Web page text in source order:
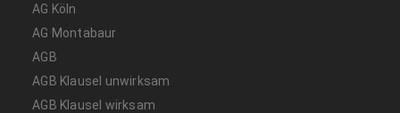
AG Köln
AG Montabaur
AGB
AGB Klausel unwirksam
AGB Klausel wirksam